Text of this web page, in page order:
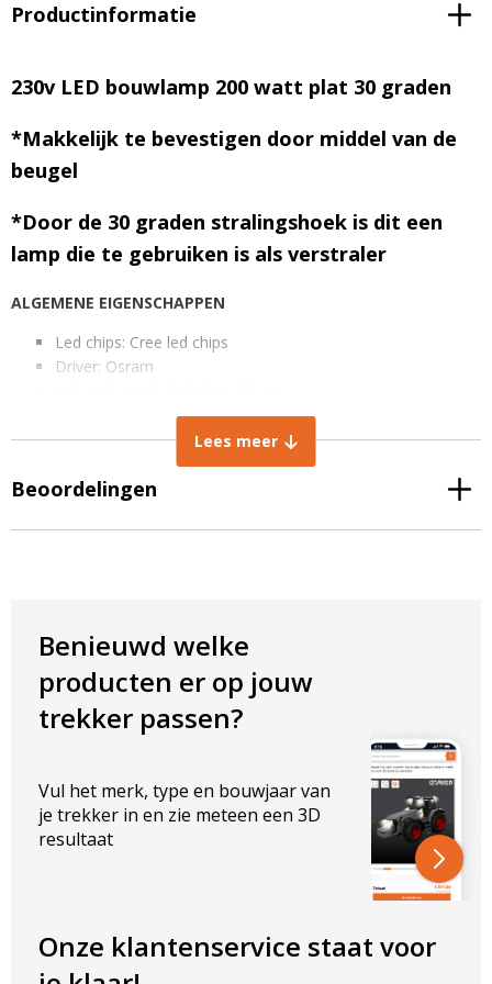
Productinformatie
230v LED bouwlamp 200 watt plat 30 graden
*Makkelijk te bevestigen door middel van de
beugel
*Door de 30 graden stralingshoek is dit een
lamp die te gebruiken is als verstraler
ALGEMENE EIGENSCHAPPEN
Led chips: Cree led chips
Driver: Osram
IP-waarde: IP66 stof- en waterdicht
TECHNISCHE EIGENSCHAPPEN
Vermogen: 200W
Spanning: 220-240V
AFMETINGEN IN MM
Hoogte: 360 mm
Hoogte: 410 mm incl. beugel
Dikte: 60 mm
Ledhandel24.nl, voor het beste licht tegen de scherpste
Lees meer
Beoordelingen
Benieuwd welke
producten er op jouw
trekker passen?
Vul het merk, type en bouwjaar van
je trekker in en zie meteen een 3D
resultaat
Onze klantenservice staat voor